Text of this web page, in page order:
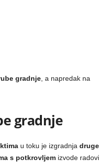
gradnje , a napredak na
gradnje
u toku je izgradnja druge
s potkrovljem izvode radovi